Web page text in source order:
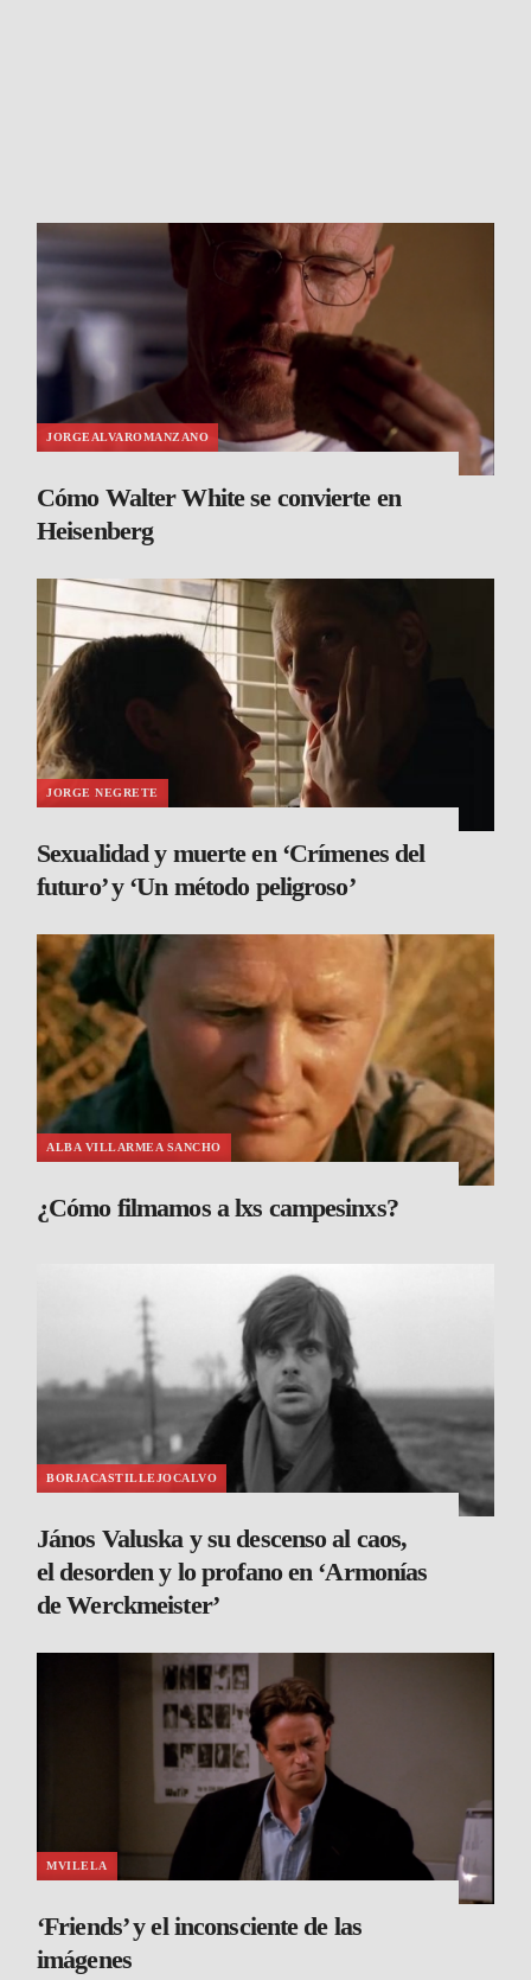
JORGEALVAROMANZANO
Cómo Walter White se convierte en
Heisenberg
JORGE NEGRETE
Sexualidad y muerte en ‘Crímenes del
futuro’ y ‘Un método peligroso’
ALBA VILLARMEA SANCHO
¿Cómo filmamos a lxs campesinxs?
BORJACASTILLEJOCALVO
János Valuska y su descenso al caos,
el desorden y lo profano en ‘Armonías
de Werckmeister’
MVILELA
‘Friends’ y el inconsciente de las
imágenes